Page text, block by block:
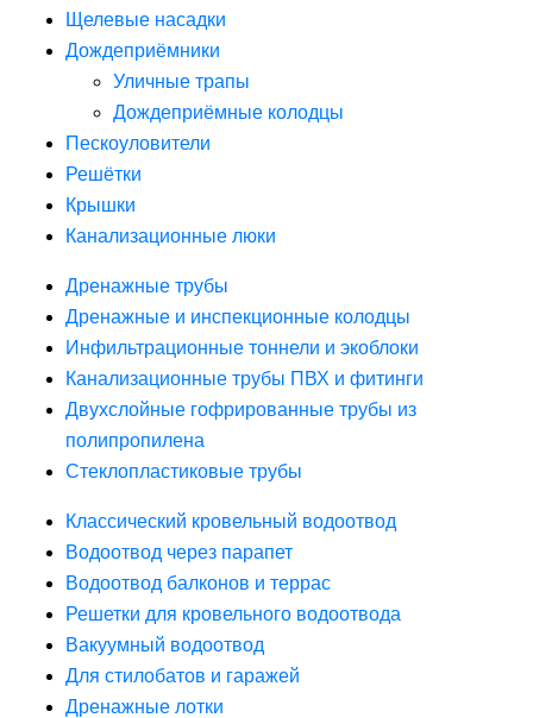
Щелевые насадки
Дождеприёмники
Уличные трапы
Дождеприёмные колодцы
Пескоуловители
Решётки
Крышки
Канализационные люки
Дренажные трубы
Дренажные и инспекционные колодцы
Инфильтрационные тоннели и экоблоки
Канализационные трубы ПВХ и фитинги
Двухслойные гофрированные трубы из
полипропилена
Стеклопластиковые трубы
Классический кровельный водоотвод
Водоотвод через парапет
Водоотвод балконов и террас
Решетки для кровельного водоотвода
Вакуумный водоотвод
Для стилобатов и гаражей
Дренажные лотки